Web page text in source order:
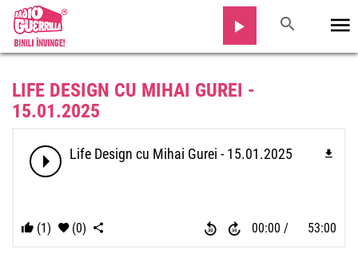
LIFE DESIGN CU MIHAI GUREI -
15.01.2025
00:00 53:00
Life Design cu Mihai Gurei - 15.01.2025
(1) (0)